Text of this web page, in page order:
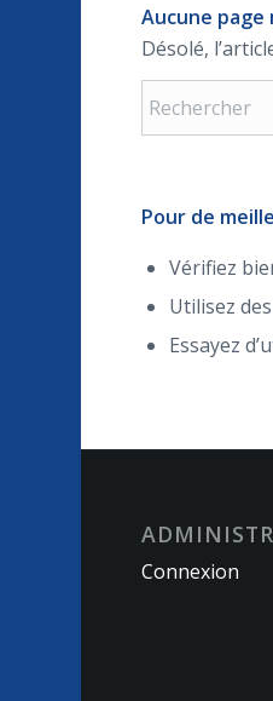
Aucune
Désolé,
Pour de
Vérifiez
Utilisez
Essayez
Connexion